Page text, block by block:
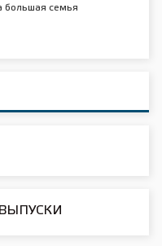
большая семья